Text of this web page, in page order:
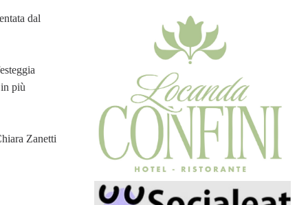
dal
più
Zanetti